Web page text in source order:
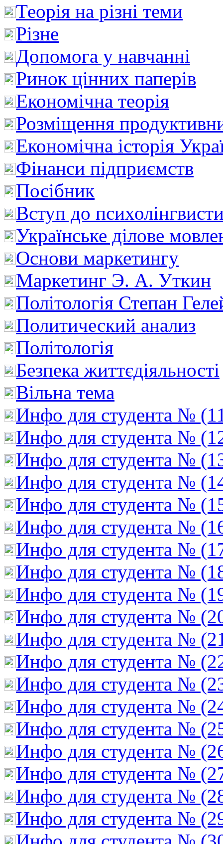
Теорія на різні теми
Різне
Допомога у навчанні
Ринок цінних паперів
Економічна теорія
Розміщення
Економічна історія
Фінанси підприємств
Посібник
Вступ до
Українське ділове
Основи маркетингу
Маркетинг Э. А. Уткин
Політологія Степан
Политический анализ
Політологія
Безпека життєдіяльності
Вільна тема
Инфо для студента №
Инфо для студента №
Инфо для студента №
Инфо для студента №
Инфо для студента №
Инфо для студента №
Инфо для студента №
Инфо для студента №
Инфо для студента №
Инфо для студента №
Инфо для студента №
Инфо для студента №
Инфо для студента №
Инфо для студента №
Инфо для студента №
Инфо для студента №
Инфо для студента №
Инфо для студента №
Инфо для студента №